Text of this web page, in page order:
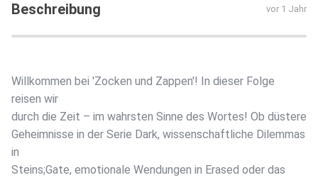
Beschreibung vor 1 Jahr
Willkommen bei 'Zocken und Zappen'! In dieser Folge
reisen wir
durch die Zeit – im wahrsten Sinne des Wortes! Ob düstere
Geheimnisse in der Serie Dark, wissenschaftliche Dilemmas
in
Steins;Gate, emotionale Wendungen in Erased oder das